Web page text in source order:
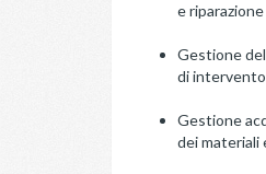
e
Gestione
di
Gestione
dei materiali